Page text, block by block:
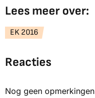
Lees meer over:
EK 2016
Reacties
Nog geen opmerkingen